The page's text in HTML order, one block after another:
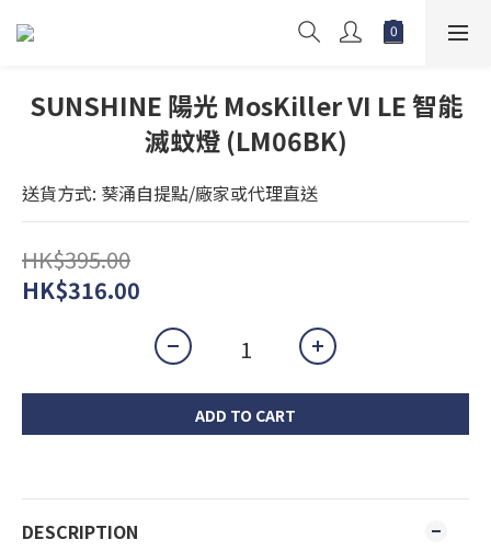
SUNSHINE 陽光 MosKiller VI LE 智能
滅蚊燈 (LM06BK)
送貨方式: 葵涌自提點/廠家或代理直送
HK$395.00
HK$316.00
ADD TO CART
DESCRIPTION